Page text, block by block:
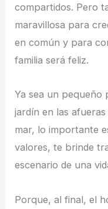
compartidos. Pero
maravillosa para
en común y para
familia será feliz.
Ya sea un pequeño
jardín en las
mar, lo importante
valores, te brinde
escenario de una
Porque, al final, el